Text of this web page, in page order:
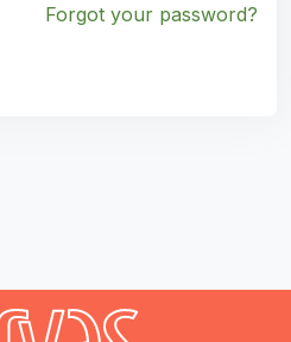
Forgot your password?